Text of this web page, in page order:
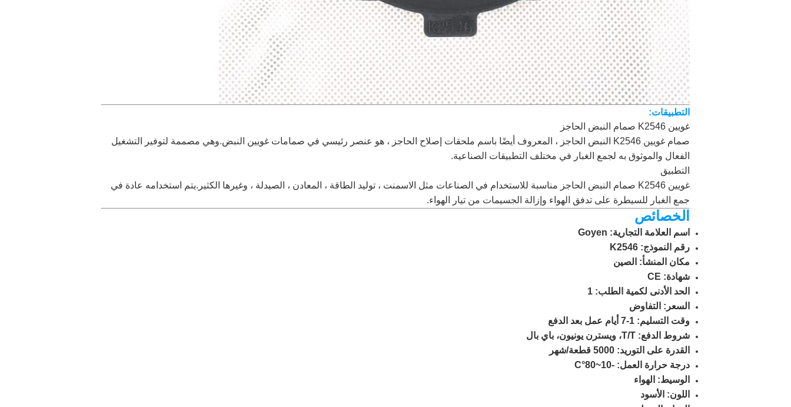
التطبيقات:
غويين K2546 صمام النبض الحاجز
صمام غويين K2546 النبض الحاجز ، المعروف أيضًا باسم ملحقات إصلاح الحاجز ، هو عنصر رئيسي في صمامات غويين النبض.وهي مصممة لتوفير التشغيل
الفعال والموثوق به لجمع الغبار في مختلف التطبيقات الصناعية.
التطبيق
غويين K2546 صمام النبض الحاجز مناسبة للاستخدام في الصناعات مثل الاسمنت ، توليد الطاقة ، المعادن ، الصيدلة ، وغيرها الكثير.يتم استخدامه عادة في
جمع الغبار للسيطرة على تدفق الهواء وإزالة الجسيمات من تيار الهواء.
الخصائص
اسم العلامة التجارية: Goyen
رقم النموذج: K2546
مكان المنشأ: الصين
شهادة: CE
الحد الأدنى لكمية الطلب: 1
السعر: التفاوض
وقت التسليم: 1-7 أيام عمل بعد الدفع
شروط الدفع: T/T، ويسترن يونيون، باي بال
القدرة على التوريد: 5000 قطعة/شهر
درجة حرارة العمل: -10~80°C
الوسيط: الهواء
اللون: الأسود